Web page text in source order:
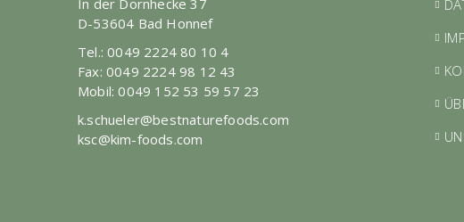
D-53604 Bad Honnef
Tel.: 0049 2224 80 10 4
Fax: 0049 2224 98 12 43
Mobil: 0049 152 53 59 57 23
k.schueler@bestnaturefoods.com
ksc@kim-foods.com